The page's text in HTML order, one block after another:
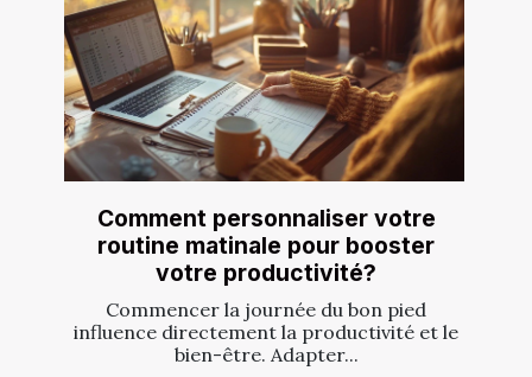
Comment personnaliser votre
routine matinale pour booster
votre productivité?
Commencer la journée du bon pied
influence directement la productivité et le
bien-être. Adapter...